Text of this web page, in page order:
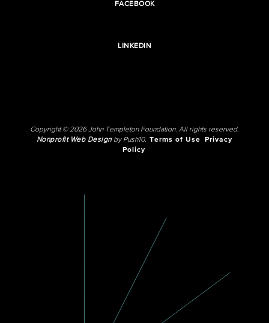
FACEBOOK
LINKEDIN
Copyright © 2026 John Templeton Foundation. All rights reserved.
Nonprofit Web Designby Push10. Terms of Use
Privacy
Policy